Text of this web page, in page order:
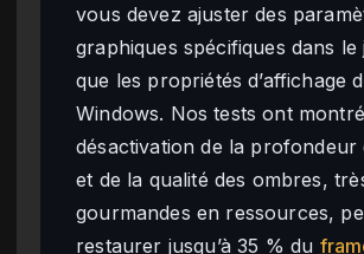
vous devez ajuster des
graphiques spécifiques dans le
que les propriétés d’affichage
Windows. Nos tests ont
désactivation de la profondeur
et de la qualité des ombres,
gourmandes en ressources,
restaurer jusqu’à 35 % du